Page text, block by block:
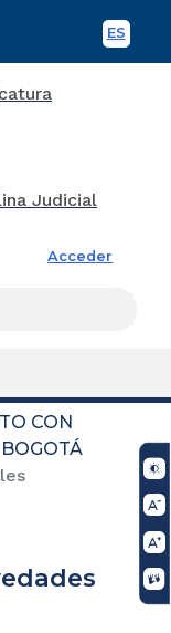
ES
Acceder
CON